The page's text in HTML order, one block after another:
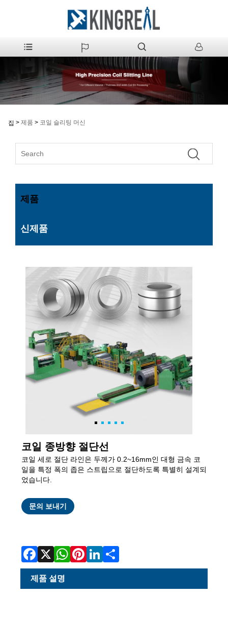
집 > 제품 > 코일 슬리팅 머신
제품
신제품
코일 종방향 절단선
코일 세로 절단 라인은 두께가 0.2~16mm인 대형 금속 코
일을 특정 폭의 좁은 스트립으로 절단하도록 특별히 설계되
었습니다.
문의 보내기
제품 설명